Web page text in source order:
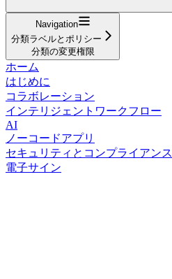
Navigation
分類ラベルとポリシー
分類の変更権限
ホーム
はじめに
コラボレーション
インテリジェントワークフロー
AI
ノーコードアプリ
セキュリティとコンプライアンス
電子サイン